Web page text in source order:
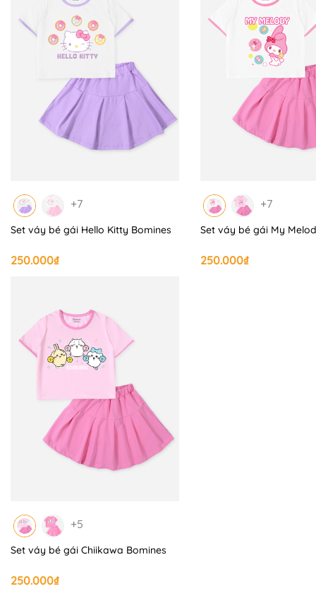
+7
Set váy bé gái Hello Kitty Bomines
250.000₫
+7
Set váy bé gái My
250.000₫
+5
Set váy bé gái Chiikawa Bomines
250.000₫